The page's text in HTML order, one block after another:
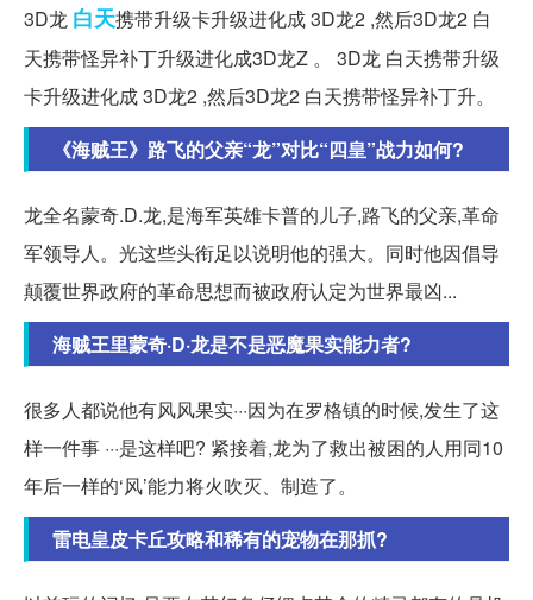
3D龙 白天携带升级卡升级进化成 3D龙2 ,然后3D龙2 白
天携带怪异补丁升级进化成3D龙Z 。 3D龙 白天携带升级
卡升级进化成 3D龙2 ,然后3D龙2 白天携带怪异补丁升。
《海贼王》路飞的父亲“龙”对比“四皇”战力如何?
龙全名蒙奇.D.龙,是海军英雄卡普的儿子,路飞的父亲,革命
军领导人。光这些头衔足以说明他的强大。同时他因倡导
颠覆世界政府的革命思想而被政府认定为世界最凶...
海贼王里蒙奇·D·龙是不是恶魔果实能力者?
很多人都说他有风风果实···因为在罗格镇的时候,发生了这
样一件事 ···是这样吧? 紧接着,龙为了救出被困的人用同10
年后一样的‘风’能力将火吹灭、制造了。
雷电皇皮卡丘攻略和稀有的宠物在那抓?